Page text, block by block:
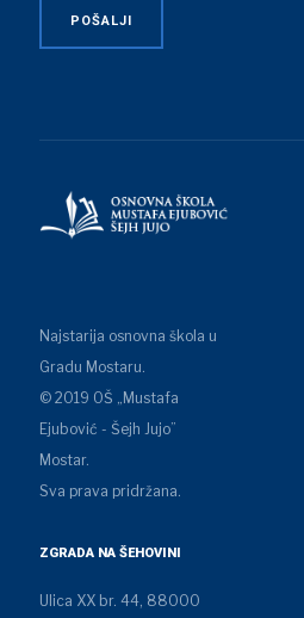
Najstarija osnovna škola u
Gradu Mostaru.
© 2019 OŠ „Mustafa
Ejubović - Šejh Jujo”
Mostar.
Sva prava pridržana.
ZGRADA NA ŠEHOVINI
Ulica XX br. 44, 88000